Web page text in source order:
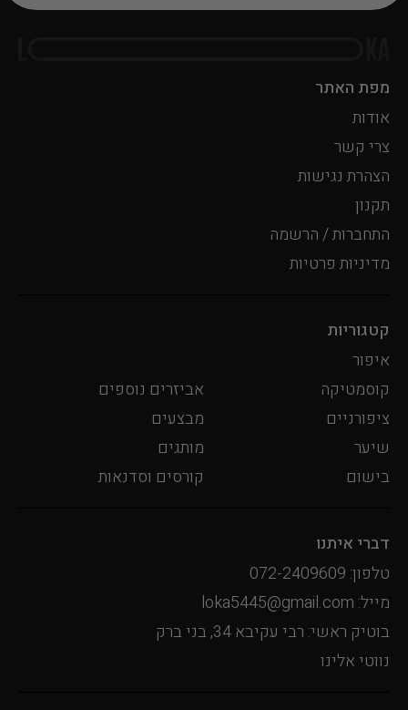
מפת האתר
אודות
צרי קשר
הצהרת נגישות
תקנון
התחברות / הרשמה
מדיניות פרטיות
קטגוריות
איפור
קוסמטיקה
ציפורניים
שיער
בישום
אביזרים נוספים
מבצעים
מותגים
קורסים וסדנאות
דברי איתנו
טלפון: 072-2409609
מייל: loka5445@gmail.com
בוטיק ראשי: רבי עקיבא 34, בני ברק
נווטי אלינו